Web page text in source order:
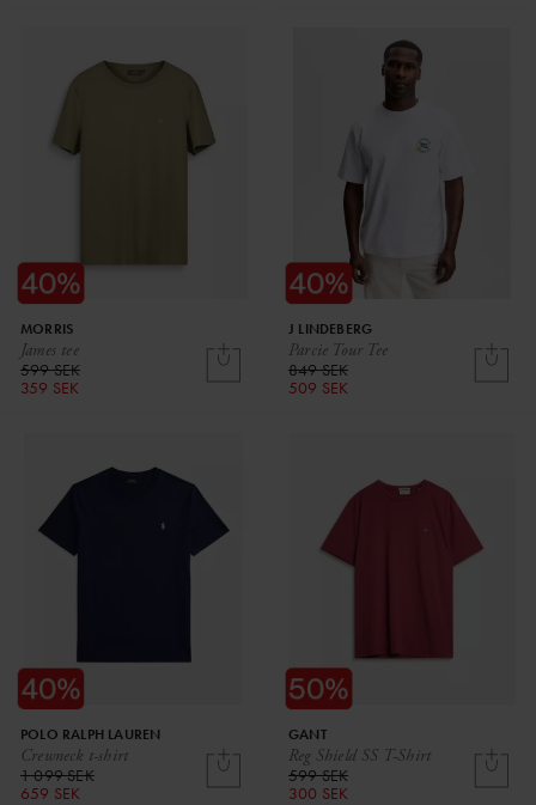
James tee
MORRIS
599 SEK
359 SEK
Parcie Tour Tee
J LINDEBERG
849 SEK
509 SEK
Crewneck t-shirt
POLO RALPH LAUREN
1 099 SEK
659 SEK
Reg Shield SS T-Shirt
GANT
599 SEK
300 SEK